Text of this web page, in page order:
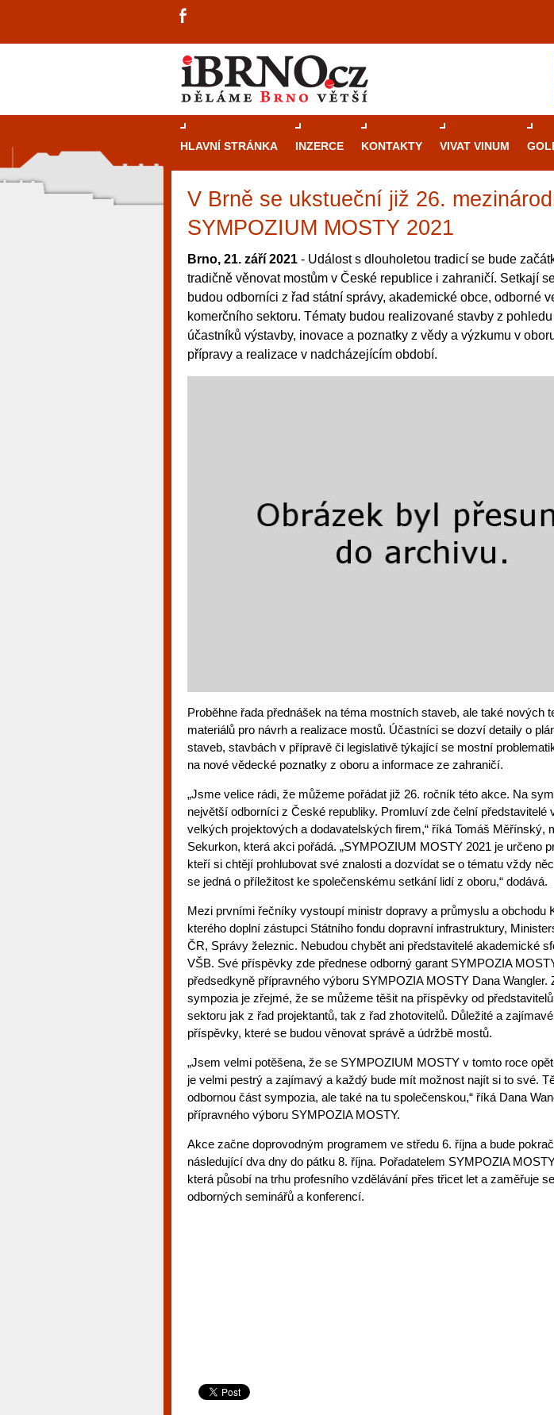
HLAVNÍ STRÁNKA INZERCE KONTAKTY VIVAT VINUM
V Brně se ukstueční již 26.
SYMPOZIUM MOSTY 2021
Brno, 21. září 2021 - Událost s dlouholetou tradicí se bude
tradičně věnovat mostům v České republice i zahraničí. Setkají
budou odborníci z řad státní správy, akademické obce, odborné
komerčního sektoru. Tématy budou realizované stavby z
účastníků výstavby, inovace a poznatky z vědy a výzkumu v
přípravy a realizace v nadcházejícím období.
Proběhne řada přednášek na téma mostních staveb, ale také nových
materiálů pro návrh a realizace mostů. Účastníci se dozví detaily o
staveb, stavbách v přípravě či legislativě týkající se mostní
na nové vědecké poznatky z oboru a informace ze zahraničí.
„Jsme velice rádi, že můžeme pořádat již 26. ročník této akce. Na
největší odborníci z České republiky. Promluví zde čelní představitelé
velkých projektových a dodavatelských firem,“ říká Tomáš Měřínský,
Sekurkon, která akci pořádá. „SYMPOZIUM MOSTY 2021 je určeno
kteří si chtějí prohlubovat své znalosti a dozvídat se o tématu vždy
se jedná o příležitost ke společenskému setkání lidí z oboru,“ dodává.
Mezi prvními řečníky vystoupí ministr dopravy a průmyslu a obchodu
kterého doplní zástupci Státního fondu dopravní infrastruktury,
ČR, Správy železnic. Nebudou chybět ani představitelé akademické
VŠB. Své příspěvky zde přednese odborný garant SYMPOZIA
předsedkyně přípravného výboru SYMPOZIA MOSTY Dana Wangler.
sympozia je zřejmé, že se můžeme těšit na příspěvky od
sektoru jak z řad projektantů, tak z řad zhotovitelů. Důležité a
příspěvky, které se budou věnovat správě a údržbě mostů.
„Jsem velmi potěšena, že se SYMPOZIUM MOSTY v tomto roce
je velmi pestrý a zajímavý a každý bude mít možnost najít si to své.
odbornou část sympozia, ale také na tu společenskou,“ říká Dana
přípravného výboru SYMPOZIA MOSTY.
Akce začne doprovodným programem ve středu 6. října a bude
následující dva dny do pátku 8. října. Pořadatelem SYMPOZIA
která působí na trhu profesního vzdělávání přes třicet let a zaměřuje
odborných seminářů a konferencí.
Průvodcekasinovými
rulety po video automaty
Brno je městem známým pro
restaurace, divadla a
místem, kde si můžete legálně
různé kasinové hry. V
metropoli naleznete širokou
rulety až po moderní
návštěvníky, tak pro příležitostné hráče. V...